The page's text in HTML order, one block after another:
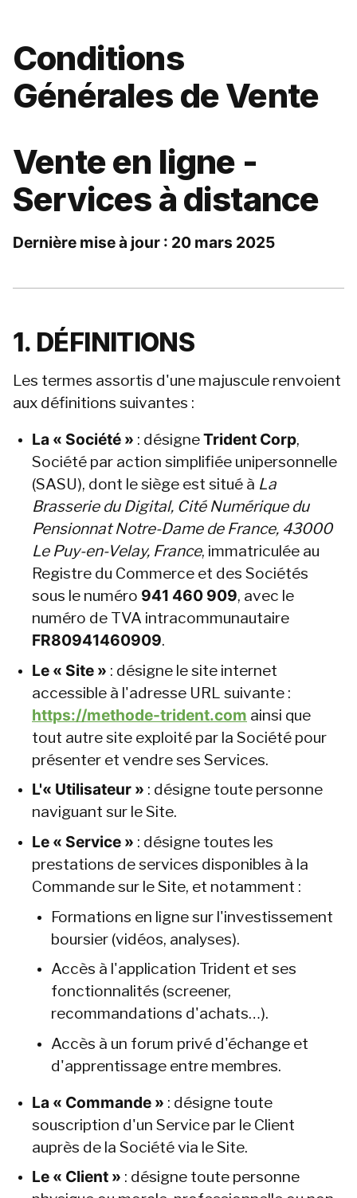
Conditions
Générales de Vente
Vente en ligne -
Services à distance
Dernière mise à jour : 20 mars 2025
1. DÉFINITIONS
Les termes assortis d'une majuscule renvoient
aux définitions suivantes :
La « Société » : désigne Trident Corp,
Société par action simplifiée unipersonnelle
(SASU), dont le siège est situé à La
Brasserie du Digital, Cité Numérique du
Pensionnat Notre-Dame de France, 43000
Le Puy-en-Velay, France, immatriculée au
Registre du Commerce et des Sociétés
sous le numéro 941 460 909, avec le
numéro de TVA intracommunautaire
FR80941460909.
Le « Site » : désigne le site internet
accessible à l'adresse URL suivante :
https://methode-trident.com ainsi que
tout autre site exploité par la Société pour
présenter et vendre ses Services.
L'« Utilisateur » : désigne toute personne
naviguant sur le Site.
Le « Service » : désigne toutes les
prestations de services disponibles à la
Commande sur le Site, et notamment :
Formations en ligne sur l'investissement
boursier (vidéos, analyses).
Accès à l'application Trident et ses
fonctionnalités (screener,
recommandations d'achats…).
Accès à un forum privé d'échange et
d'apprentissage entre membres.
La « Commande » : désigne toute
souscription d'un Service par le Client
auprès de la Société via le Site.
Le « Client » : désigne toute personne